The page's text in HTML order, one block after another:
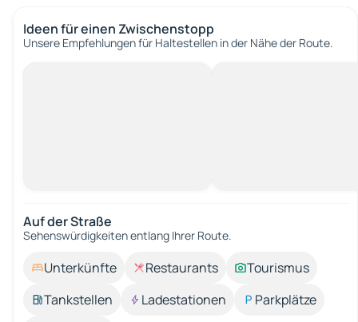
Ideen für einen Zwischenstopp
Unsere Empfehlungen für Haltestellen in der Nähe der Route.
Auf der Straße
Sehenswürdigkeiten entlang Ihrer Route.
Unterkünfte Restaurants
Tourismus
Tankstellen
Ladestationen
Parkplätze